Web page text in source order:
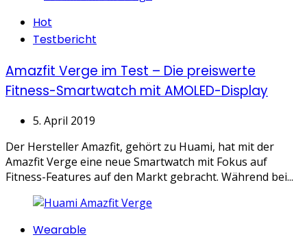
Categories
Hot
Testbericht
Amazfit Verge im Test – Die preiswerte
Fitness-Smartwatch mit AMOLED-Display
5. April 2019
Der Hersteller Amazfit, gehört zu Huami, hat mit der
Amazfit Verge eine neue Smartwatch mit Fokus auf
Fitness-Features auf den Markt gebracht. Während bei...
Categories
Wearable